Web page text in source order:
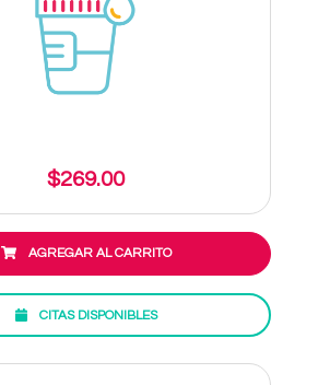
$269.00
AGREGAR AL CARRITO
CITAS DISPONIBLES